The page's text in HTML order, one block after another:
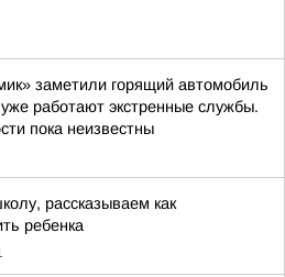
заметили горящий автомобиль
работают экстренные службы.
пока неизвестны
рассказываем как
ребенка